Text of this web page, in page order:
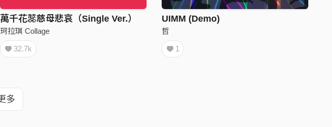
萬千花蕊慈母悲哀（Single Ver.）
珂拉琪 Collage
32.7k
UIMM (Demo)
哲
1
多